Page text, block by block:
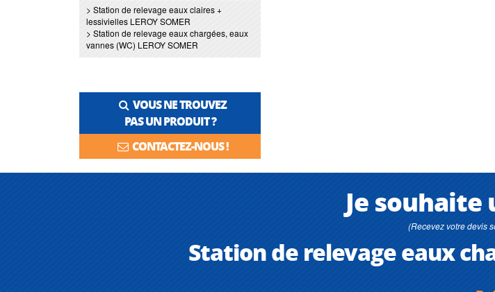
> Station de relevage eaux claires +
lessivielles LEROY SOMER
> Station de relevage eaux chargées, eaux
vannes (WC) LEROY SOMER
VOUS NE TROUVEZ
PAS UN PRODUIT ?
CONTACTEZ-NOUS !
Je souhaite
(Recevez votre devis
Station de relevage eaux